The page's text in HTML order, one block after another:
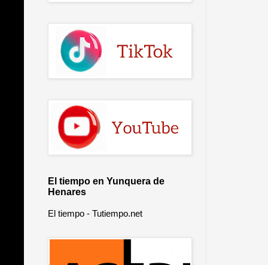
El tiempo en Yunquera de
Henares
El tiempo - Tutiempo.net